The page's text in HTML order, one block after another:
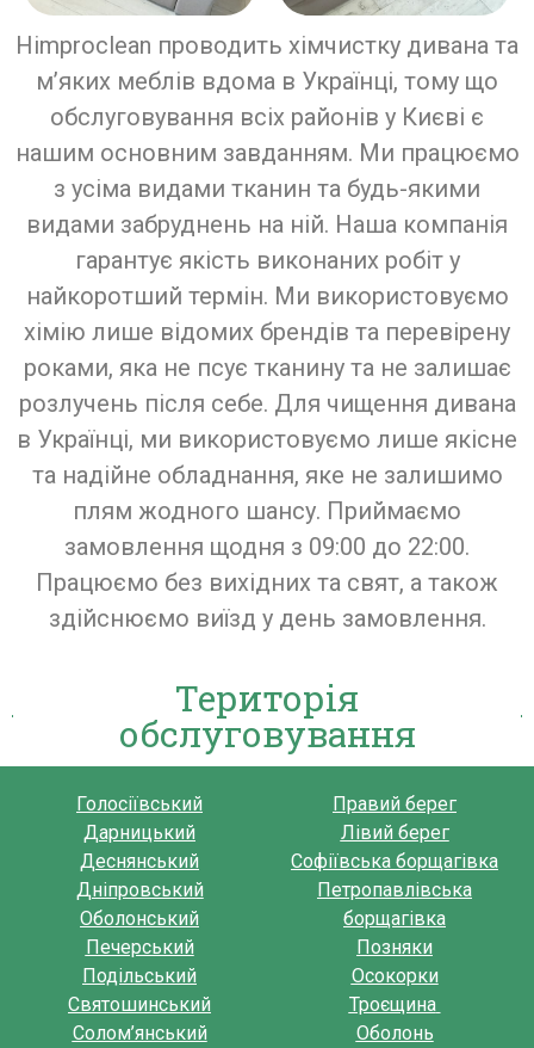
Himproclean проводить хімчистку дивана та
м’яких меблів вдома в Українці, тому що
обслуговування всіх районів у Києві є
нашим основним завданням. Ми працюємо
з усіма видами тканин та будь-якими
видами забруднень на ній. Наша компанія
гарантує якість виконаних робіт у
найкоротший термін. Ми використовуємо
хімію лише відомих брендів та перевірену
роками, яка не псує тканину та не залишає
розлучень після себе. Для чищення дивана
в Українці, ми використовуємо лише якісне
та надійне обладнання, яке не залишимо
плям жодного шансу. Приймаємо
замовлення щодня з 09:00 до 22:00.
Працюємо без вихідних та свят, а також
здійснюємо виїзд у день замовлення.
Територія
обслуговування
Голосіївський
Дарницький
Деснянський
Дніпровський
Оболонський
Печерський
Подільський
Святошинський
Солом’янський
Правий берег
Лівий берег
Софіївська борщагівка
Петропавлівська
борщагівка
Позняки
Осокорки
Троєщина
Оболонь